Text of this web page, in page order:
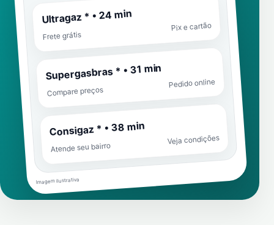
Ultragaz * • 24 min
Frete grátis
Pix e cartão
Supergasbras * • 31 min
Compare preços
Pedido online
Consigaz * • 38 min
Atende seu bairro
Veja condições
Imagem ilustrativa